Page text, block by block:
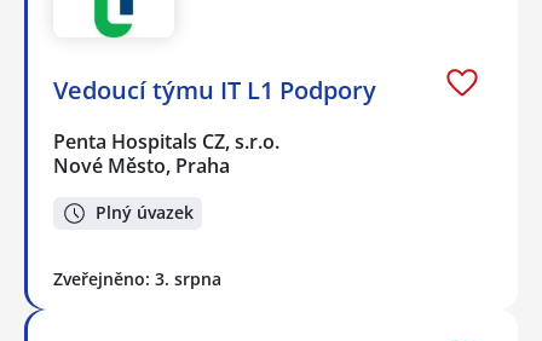
Vedoucí týmu IT L1 Podpory
Penta Hospitals CZ, s.r.o.
Nové Město, Praha
Plný úvazek
Zveřejněno: 3. srpna